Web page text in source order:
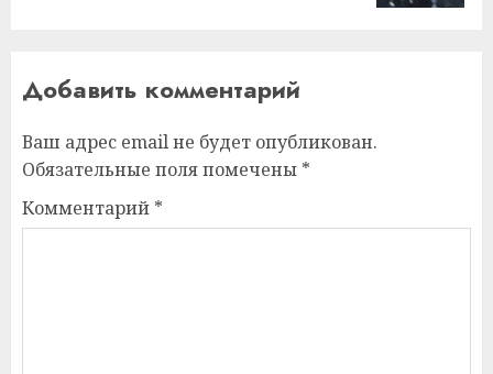
Добавить комментарий
Ваш адрес email не будет опубликован.
Обязательные поля помечены *
Комментарий *